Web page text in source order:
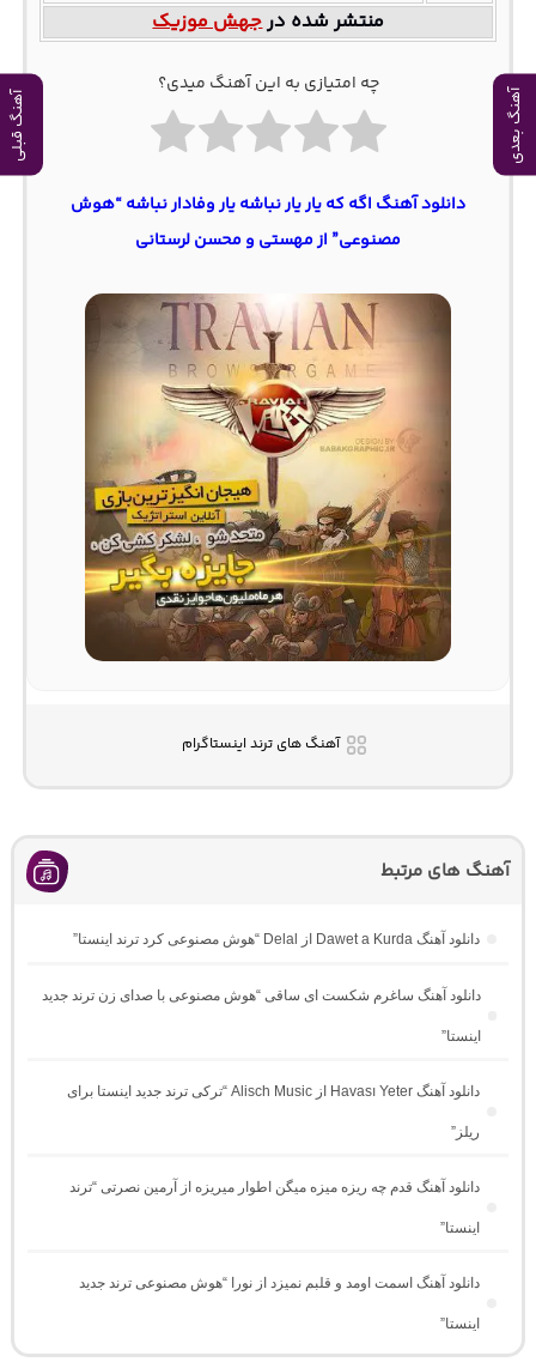
آهنگ بعدی آهنگ قبلی
منتشر شده درجهش موزیک
چه امتیازی به این آهنگ میدی؟
دانلود آهنگ اگه که یار یار نباشه یار وفادار نباشه “هوش
مصنوعی” از مهستی و محسن لرستانی
آهنگ های ترند اینستاگرام
آهنگ های مرتبط
دانلود آهنگ Dawet a Kurda از Delal “هوش مصنوعی کرد ترند اینستا”
دانلود آهنگ ساغرم شکست ای ساقی “هوش مصنوعی با صدای زن ترند جدید
اینستا”
دانلود آهنگ Havası Yeter از Alisch Music “ترکی ترند جدید اینستا برای
ریلز”
دانلود آهنگ ﻗﺪم ﭼﻪ رﻳﺰه ﻣﻴﺰه ﻣﻴﮕﻦ اﻃﻮار ﻣﻴﺮﻳﺰه از آرمین نصرتی “ترند
اینستا”
دانلود آهنگ اسمت اومد و قلبم نمیزد از نورا “هوش مصنوعی ترند جدید
اینستا”